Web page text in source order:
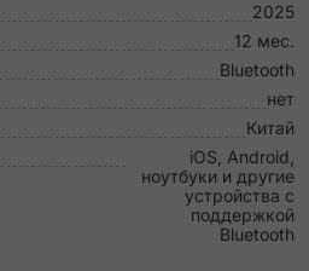
2025
12 мес.
Bluetooth
нет
Китай
iOS, Android,
ноутбуки и другие
устройства с
поддержкой
Bluetooth